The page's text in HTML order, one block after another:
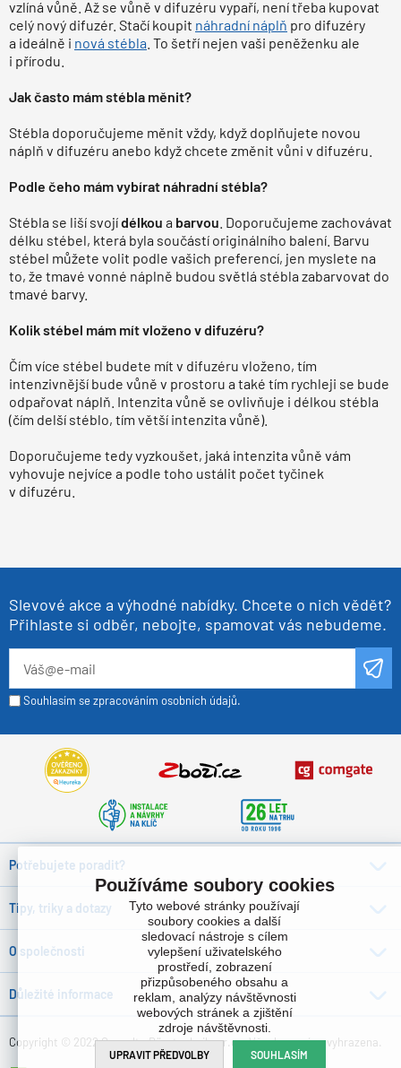
vzlíná vůně. Až se vůně v difuzéru vypaří, není třeba kupovat
celý nový difuzér. Stačí koupit náhradní náplň pro difuzéry
a ideálně i nová stébla . To šetří nejen vaši peněženku ale
i přírodu.
Jak často mám stébla měnit?
Stébla doporučujeme měnit vždy, když doplňujete novou
náplň v difuzéru anebo když chcete změnit vůni v difuzéru.
Podle čeho mám vybírat náhradní stébla?
Stébla se liší svojídélkou a barvou . Doporučujeme zachovávat
délku stébel, která byla součástí originálního balení. Barvu
stébel můžete volit podle vašich preferencí, jen myslete na
to, že tmavé vonné náplně budou světlá stébla zabarvovat do
tmavé barvy.
Kolik stébel mám mít vloženo v difuzéru?
Čím více stébel budete mít v difuzéru vloženo, tím
intenzivnější bude vůně v prostoru a také tím rychleji se bude
odpařovat náplň. Intenzita vůně se ovlivňuje i délkou stébla
(čím delší stéblo, tím větší intenzita vůně).
Doporučujeme tedy vyzkoušet, jaká intenzita vůně vám
vyhovuje nejvíce a podle toho ustálit počet tyčinek
v difuzéru.
Slevové akce a výhodné nabídky. Chcete o nich vědět?
Přihlaste si odběr, nebojte, spamovat vás nebudeme.
Souhlasím se zpracováním osobních údajů.
Potřebujete poradit?
Tipy, triky a dotazy
O společnosti
Důležité informace
Copyright © 2022 Consulta Bürotechnik s.r.o. , Všechna práva vyhrazena.
Používáme soubory cookies
Tyto webové stránky používají
soubory cookies a další
sledovací nástroje s cílem
vylepšení uživatelského
prostředí, zobrazení
přizpůsobeného obsahu a
reklam, analýzy návštěvnosti
webových stránek a zjištění
zdroje návštěvnosti.
UPRAVIT PŘEDVOLBY SOUHLASÍM